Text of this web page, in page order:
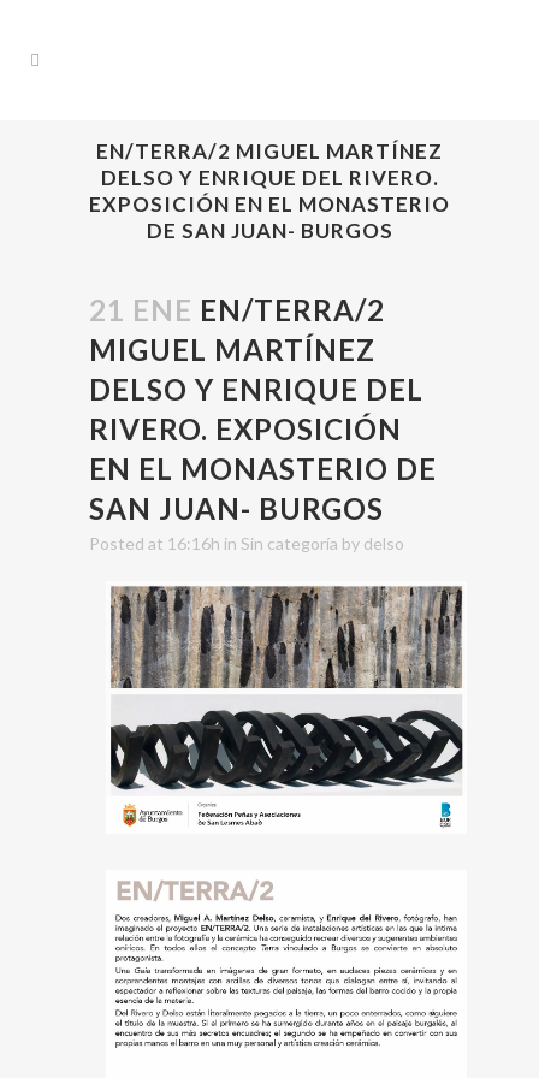
EN/TERRA/2 MIGUEL MARTÍNEZ
DELSO Y ENRIQUE DEL RIVERO.
EXPOSICIÓN EN EL MONASTERIO
DE SAN JUAN- BURGOS
21 ENE EN/TERRA/2
MIGUEL MARTÍNEZ
DELSO Y ENRIQUE DEL
RIVERO. EXPOSICIÓN
EN EL MONASTERIO DE
SAN JUAN- BURGOS
Posted at 16:16h in Sin categoría by delso